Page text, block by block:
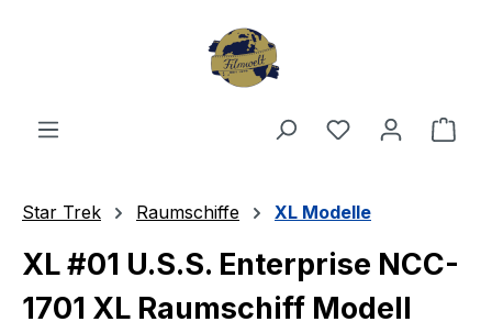
Du hast 0
Star Trek Raumschiffe XL Modelle
XL #01 U.S.S. Enterprise NCC-
1701 XL Raumschiff Modell